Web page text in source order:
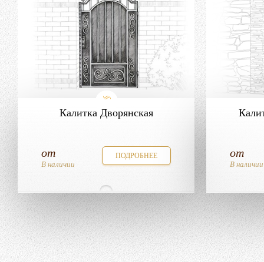
Калитка Дворянская
от
В наличии
ПОДРОБНЕЕ от
В наличии